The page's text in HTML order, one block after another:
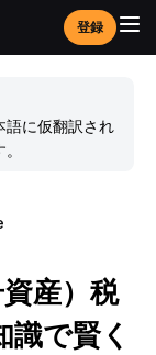
登録
語に仮翻訳され
産）税
で賢く